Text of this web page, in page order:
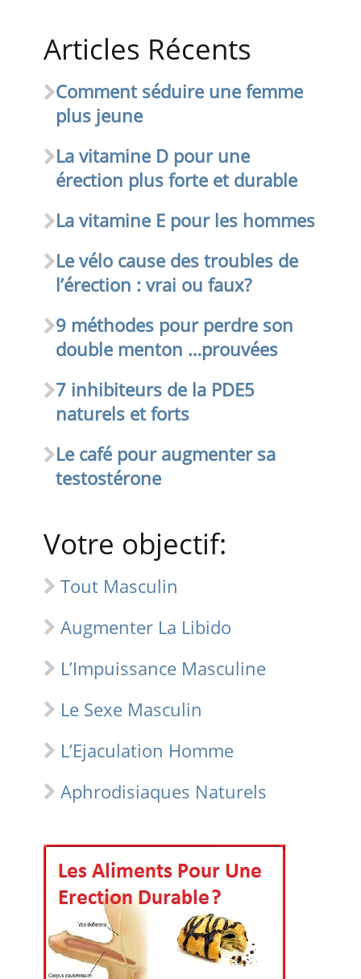
Articles Récents
Comment séduire une femme
plus jeune
La vitamine D pour une
érection plus forte et durable
La vitamine E pour les hommes
Le vélo cause des troubles de
l’érection : vrai ou faux?
9 méthodes pour perdre son
double menton …prouvées
7 inhibiteurs de la PDE5
naturels et forts
Le café pour augmenter sa
testostérone
Votre objectif:
Tout Masculin
Augmenter La Libido
L’Impuissance Masculine
Le Sexe Masculin
L’Ejaculation Homme
Aphrodisiaques Naturels